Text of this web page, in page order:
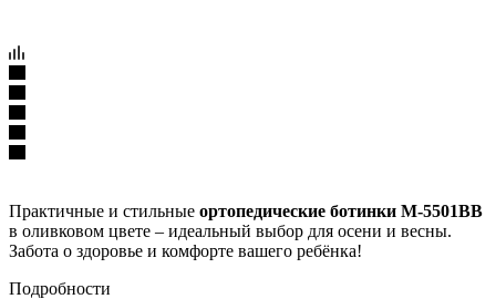
Практичные и стильные ортопедические ботинки М-5501ВВ
в оливковом цвете – идеальный выбор для осени и весны.
Забота о здоровье и комфорте вашего ребёнка!
Подробности